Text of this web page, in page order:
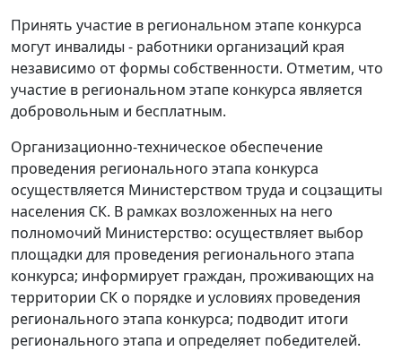
Принять участие в региональном этапе конкурса
могут инвалиды - работники организаций края
независимо от формы собственности. Отметим, что
участие в региональном этапе конкурса является
добровольным и бесплатным.
Организационно-техническое обеспечение
проведения регионального этапа конкурса
осуществляется Министерством труда и соцзащиты
населения СК. В рамках возложенных на него
полномочий Министерство: осуществляет выбор
площадки для проведения регионального этапа
конкурса; информирует граждан, проживающих на
территории СК о порядке и условиях проведения
регионального этапа конкурса; подводит итоги
регионального этапа и определяет победителей.